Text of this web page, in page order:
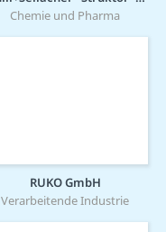
Chemie und Pharma
RUKO GmbH
Verarbeitende Industrie